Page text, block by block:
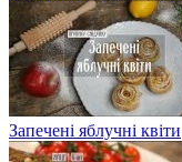
Запечені яблучні квіти